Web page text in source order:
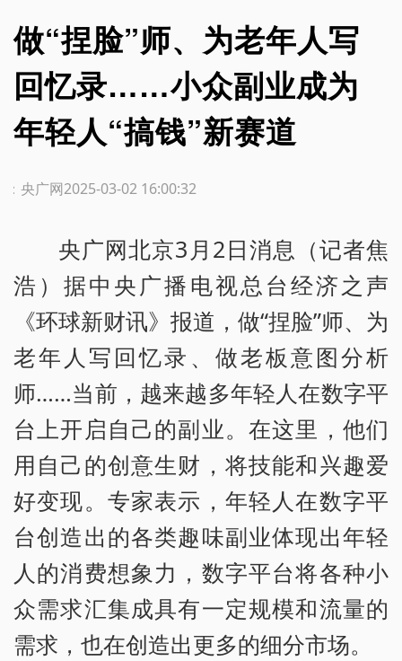
做“捏脸”师、为老年人写
回忆录……小众副业成为
年轻人“搞钱”新赛道
2025-03-02 16:00:32
：央广网
央广网北京3月2日消息（记者焦
浩）据中央广播电视总台经济之声
《环球新财讯》报道，做“捏脸”师、为
老年人写回忆录、做老板意图分析
师……当前，越来越多年轻人在数字平
台上开启自己的副业。在这里，他们
用自己的创意生财，将技能和兴趣爱
好变现。专家表示，年轻人在数字平
台创造出的各类趣味副业体现出年轻
人的消费想象力，数字平台将各种小
众需求汇集成具有一定规模和流量的
需求，也在创造出更多的细分市场。